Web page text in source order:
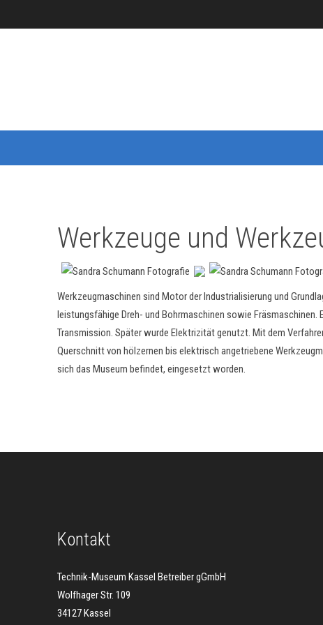
Werkzeuge und
Werkzeugmaschinen sind Motor der Industrialisierung und
leistungsfähige Dreh- und Bohrmaschinen sowie
Transmission. Später wurde Elektrizität genutzt. Mit dem
Querschnitt von hölzernen bis elektrisch angetriebene
sich das Museum befindet, eingesetzt worden.
Kontakt
Technik-Museum Kassel Betreiber gGmbH
Wolfhager Str. 109
34127 Kassel